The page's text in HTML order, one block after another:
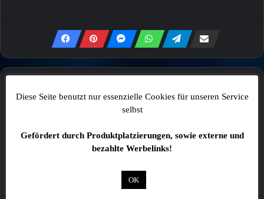
Bauarbeiten im Kurviertel
Diese Seite benutzt nur essenzielle Cookies für unseren Service
selbst
Gefördert durch Produktplatzierungen, sowie externe und
bezahlte Werbelinks!
OK